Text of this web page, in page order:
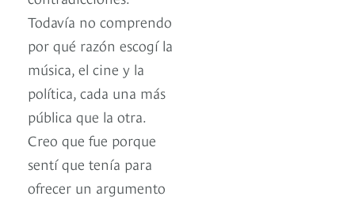
Todavía no comprendo
por qué razón escogí la
música, el cine y la
política, cada una más
pública que la otra.
Creo que fue porque
sentí que tenía para
ofrecer un argumento